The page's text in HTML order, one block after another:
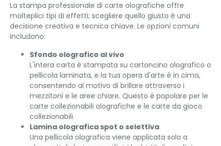
La stampa professionale di carte olografiche offre
molteplici tipi di effetti; scegliere quello giusto è una
decisione creativa e tecnica chiave. Le opzioni comuni
includono:
Sfondo olografico al vivo
L'intera carta è stampata su cartoncino olografico o
pellicola laminata, e la tua opera d'arte è in cima,
consentendo al motivo di brillare attraverso i
mezzitoni e le aree chiare. Questo è popolare per le
carte collezionabili olografiche e le carte da gioco
collezionabili.
Lamina olografica spot o selettiva
Una pellicola olografica viene applicata solo a